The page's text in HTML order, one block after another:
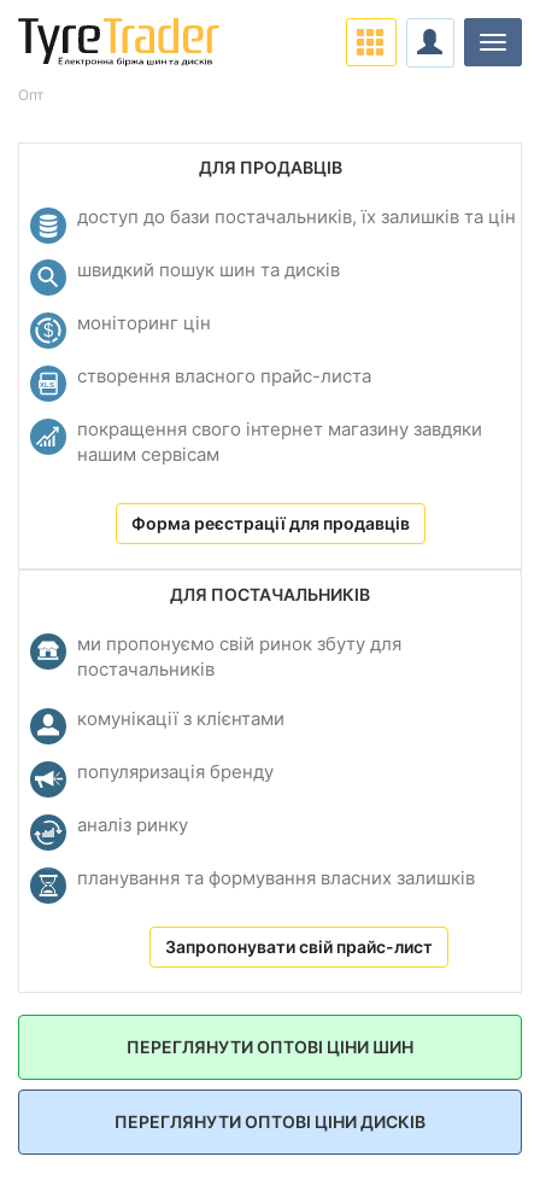
ДЛЯ ПРОДАВЦІВ
доступ до бази постачальників, їх залишків та цін
швидкий пошук шин та дисків
моніторинг цін
створення власного прайс-листа
покращення свого інтернет магазину завдяки
нашим сервісам
Форма реєстрації для продавців
ДЛЯ ПОСТАЧАЛЬНИКІВ
ми пропонуємо свій ринок збуту для
постачальників
комунікації з клієнтами
популяризація бренду
аналіз ринку
планування та формування власних залишків
Запропонувати свій прайс-лист
ПЕРЕГЛЯНУТИ ОПТОВІ ЦІНИ ШИН
ПЕРЕГЛЯНУТИ ОПТОВІ ЦІНИ ДИСКІВ
Опт